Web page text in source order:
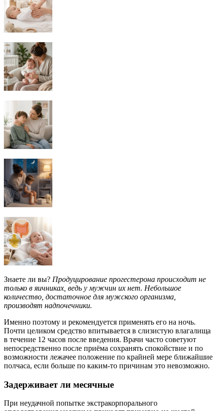
Знаете ли вы? Продуцирование прогестерона происходит не
только в яичниках, ведь у мужчин их нет. Небольшое
количество, достаточное для мужского организма,
производят надпочечники.
Именно поэтому и рекомендуется применять его на ночь.
Почти целиком средство впитывается в слизистую влагалища
в течение 12 часов после введения. Врачи часто советуют
непосредственно после приёма сохранять спокойствие и по
возможности лежачее положение по крайней мере ближайшие
полчаса, если больше по каким-то причинам это невозможно.
Задерживает ли месячные
При неудачной попытке экстракорпорального